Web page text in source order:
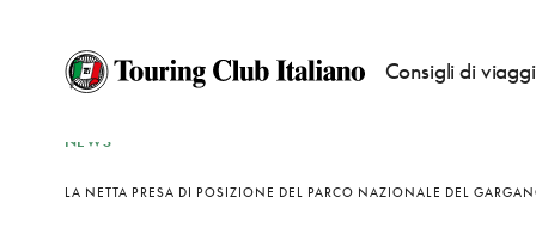
Consigli di
NEWS
LA NETTA PRESA DI POSIZIONE DEL PARCO NAZIONALE DEL